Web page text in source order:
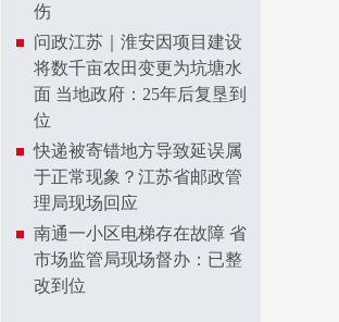
伤
问政江苏｜淮安因项目建设
将数千亩农田变更为坑塘水
面 当地政府：25年后复垦到
位
快递被寄错地方导致延误属
于正常现象？江苏省邮政管
理局现场回应
南通一小区电梯存在故障 省
市场监管局现场督办：已整
改到位